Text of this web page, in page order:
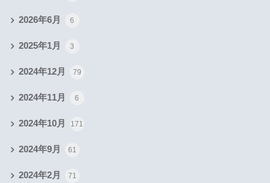
2026年6月 6
2025年1月 3
2024年12月 79
2024年11月 6
2024年10月 171
2024年9月 61
2024年2月 71